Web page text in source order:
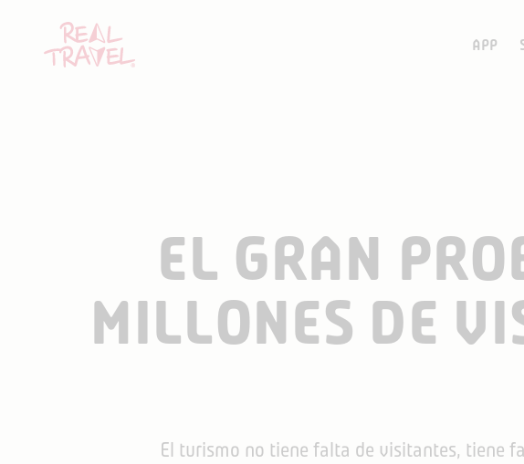
APP
EL GRAN
MILLONES DE
El turismo no tiene falta de visitantes, tiene